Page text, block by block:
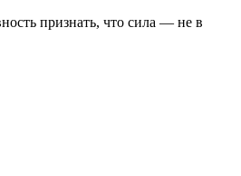
признать, что сила — не в